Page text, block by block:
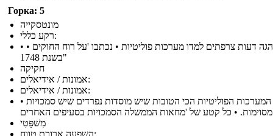
Горка: 5
מונטסקייה
רקע כללי:
• • סופר והגה דעות צרפתים למדו מערכות פוליטיות • נכתבו 'על רוח החוקים
"בשנת 1748
חקיקה
אמונות / אידיאלים:
אמונות / אידיאלים:
• המערכות הפוליטיות הכי הטובות שיש מוסדות נפרדים שיש סמכויות
מִשׁפָּטִי